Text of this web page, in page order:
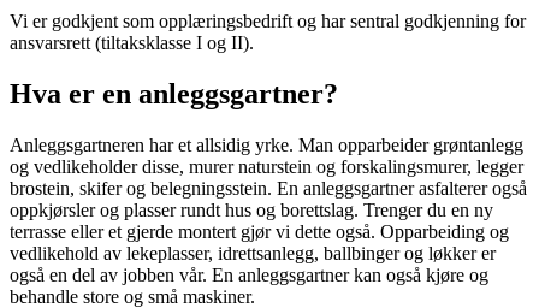
Vi er godkjent som opplæringsbedrift og har sentral godkjenning for
ansvarsrett (tiltaksklasse I og II).
Hva er en anleggsgartner?
Anleggsgartneren har et allsidig yrke. Man opparbeider grøntanlegg
og vedlikeholder disse, murer naturstein og forskalingsmurer, legger
brostein, skifer og belegningsstein. En anleggsgartner asfalterer også
oppkjørsler og plasser rundt hus og borettslag. Trenger du en ny
terrasse eller et gjerde montert gjør vi dette også. Opparbeiding og
vedlikehold av lekeplasser, idrettsanlegg, ballbinger og løkker er
også en del av jobben vår. En anleggsgartner kan også kjøre og
behandle store og små maskiner.